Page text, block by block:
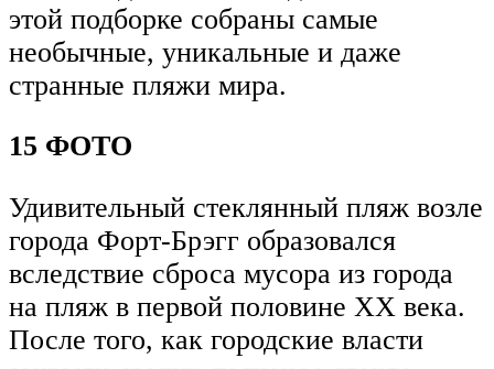
этой подборке собраны самые
необычные, уникальные и даже
странные пляжи мира.
15 ФОТО
Удивительный стеклянный пляж возле
города Форт-Брэгг образовался
вследствие сброса мусора из города
на пляж в первой половине XX века.
После того, как городские власти